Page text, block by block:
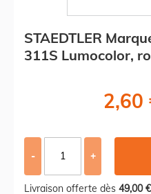
STAEDTLER
311S Lumocolor,
2,60
- +
Livraison offerte dès 49,00 €